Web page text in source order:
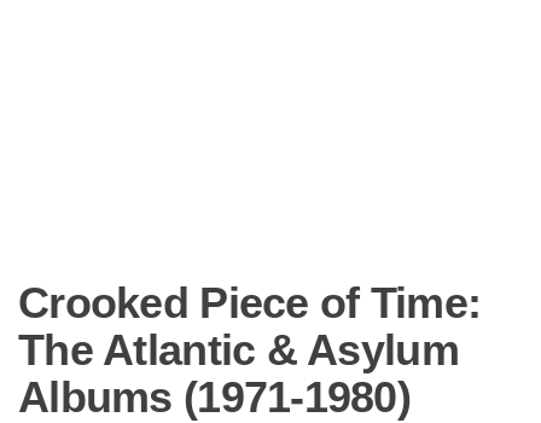
Crooked Piece of Time:
The Atlantic & Asylum
Albums (1971-1980)